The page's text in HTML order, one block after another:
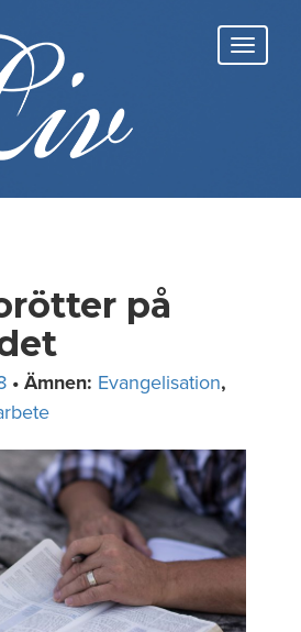
på
• Ämnen: Evangelisation,